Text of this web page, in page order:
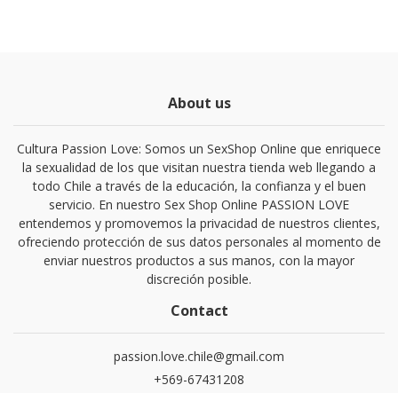
About us
Cultura Passion Love: Somos un SexShop Online que enriquece
la sexualidad de los que visitan nuestra tienda web llegando a
todo Chile a través de la educación, la confianza y el buen
servicio. En nuestro Sex Shop Online PASSION LOVE
entendemos y promovemos la privacidad de nuestros clientes,
ofreciendo protección de sus datos personales al momento de
enviar nuestros productos a sus manos, con la mayor
discreción posible.
Contact
passion.love.chile@gmail.com
+569-67431208